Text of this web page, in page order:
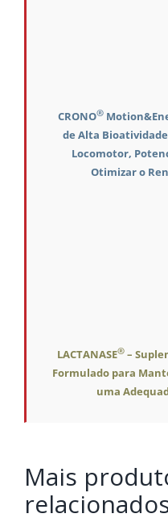
CRONO®
de Alta
Locomotor,
Otimizar o
LACTANASE® –
Formulado para
uma
Mais